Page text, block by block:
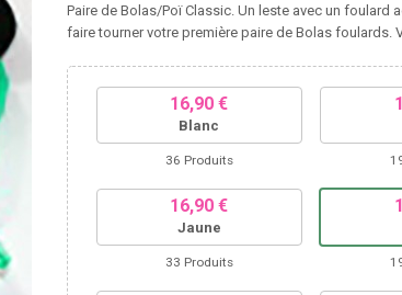
Paire de Bolas/Poï Classic. Un leste avec un foulard
faire tourner votre première paire de Bolas foulards.
16,90 €
Blanc
36 Produits
16,90 €
Jaune
33 Produits